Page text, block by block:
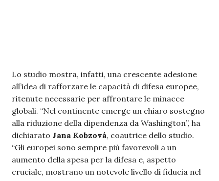
Lo studio mostra, infatti, una crescente adesione
all’idea di rafforzare le capacità di difesa europee,
ritenute necessarie per affrontare le minacce
globali. “Nel continente emerge un chiaro sostegno
alla riduzione della dipendenza da Washington”, ha
dichiarato Jana Kobzová, coautrice dello studio.
“Gli europei sono sempre più favorevoli a un
aumento della spesa per la difesa e, aspetto
cruciale, mostrano un notevole livello di fiducia nel